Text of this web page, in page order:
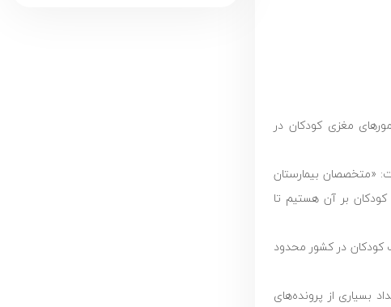
مغزی کودکان در
«متخصصان بیمارستان
کودکان بر آن هستیم تا
كودكان در کشور محدود
بسیاری از پرونده‌های